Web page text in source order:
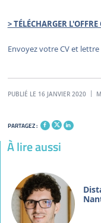
> TÉLÉCHARGER L'OFFRE
Envoyez votre CV et
PUBLIÉ LE 16 JANVIER 2020
PARTAGEZ :
À lire aussi